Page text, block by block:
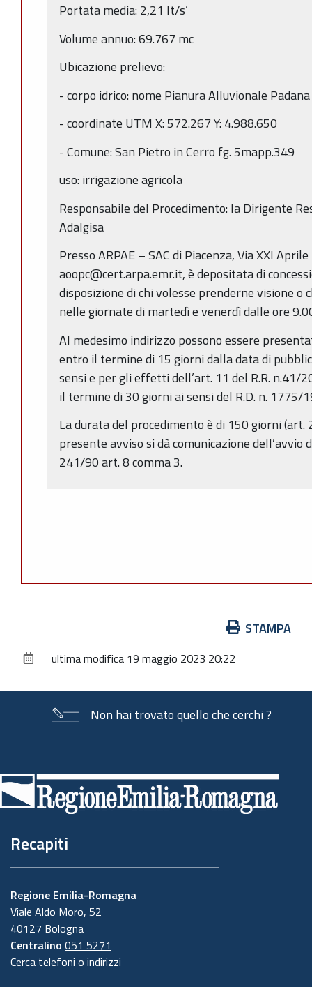
Portata media: 2,21 lt/s’
Volume annuo: 69.767 mc
Ubicazione prelievo:
- corpo idrico: nome Pianura Alluvionale
- coordinate UTM X: 572.267 Y: 4.988.650
- Comune: San Pietro in Cerro fg. 5mapp.349
uso: irrigazione agricola
Responsabile del Procedimento: la Dirigente
Adalgisa
Presso ARPAE – SAC di Piacenza, Via XXI
aoopc@cert.arpa.emr.it, è depositata di
disposizione di chi volesse prenderne visione
nelle giornate di martedì e venerdì dalle ore
Al medesimo indirizzo possono essere
entro il termine di 15 giorni dalla data di
sensi e per gli effetti dell’art. 11 del R.R. n.41/
il termine di 30 giorni ai sensi del R.D. n. 1775/
La durata del procedimento è di 150 giorni (art.
presente avviso si dà comunicazione dell’avvio
241/90 art. 8 comma 3.
documento
STAMPA
ultima modifica 19 maggio 2023 20:22
Non hai trovato quello che cerchi ?
di
pagina
Recapiti
Regione Emilia-Romagna
Viale Aldo Moro, 52
40127 Bologna
Centralino 051 5271
Cerca telefoni o indirizzi